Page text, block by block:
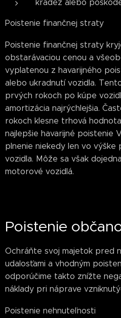
kradez alebo
Poistenie finančnej straty
Poistenie finančnej straty
obstarávaciou cenou a
vyplatenou z havarijného
alebo ukradnutí vozidla.
prvých rokoch po kúpe
amortizácia najrýchlejšia.
rokoch klesne trhová
najlepšie havarijné poistenie
plnenie niekedy len vo výške
vozidla. Môže sa však
motorové vozidlá.
Poistenie
Ochráňte svoj majetok pred
udalosťami a vhodným
odporúčime takto znížte
náklady pri náprave
Poistenie nehnuteľnosti